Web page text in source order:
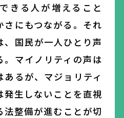
きる人が増えること
さにもつながる。それ
国民が一人ひとり声
。マイノリティの声は
るが、マジョリティ
発生しないことを直視
法整備が進むことが切